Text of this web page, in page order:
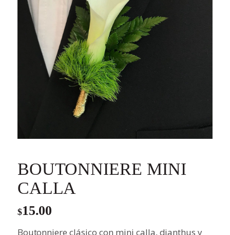
BOUTONNIERE MINI
CALLA
$15.00
Boutonniere clásico con mini calla, dianthus y